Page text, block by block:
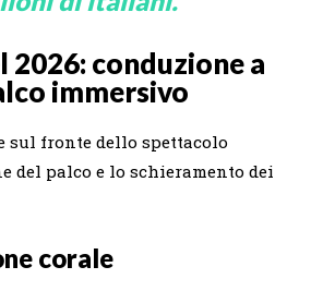
2026: conduzione a
immersivo
sul fronte dello spettacolo
del palco e lo schieramento dei
corale